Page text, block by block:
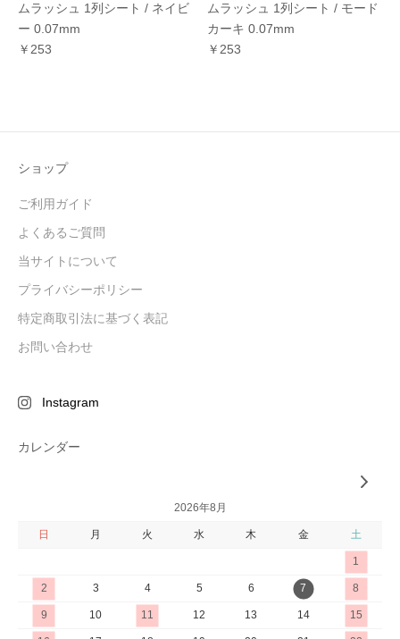
ムラッシュ 1列シート / ネイビ
ー 0.07mm
￥253
ムラッシュ 1列シート / モード
カーキ 0.07mm
￥253
ショップ
ご利用ガイド
よくあるご質問
当サイトについて
プライバシーポリシー
特定商取引法に基づく表記
お問い合わせ
Instagram
カレンダー
2026年8月
日 月 火 水 木 金 土
1
2 3 4 5 6 7 8
9 10 11 12 13 14 15